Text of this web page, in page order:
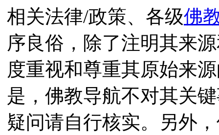
相关法律/政策、各级佛
序良俗，除了注明其来
度重视和尊重其原始来
是，佛教导航不对其关
疑问请自行核实。另外